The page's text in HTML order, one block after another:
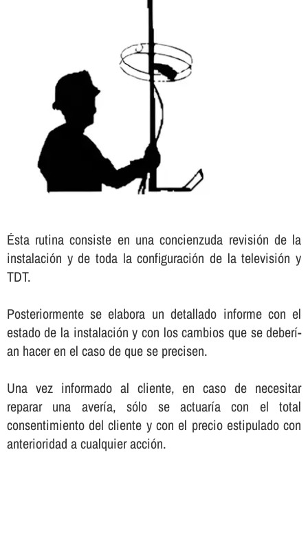
Ésta rutina consiste en una concienzuda revisión de la
instalación y de toda la configuración de la televisión y
TDT.
Posteriormente se elabora un detallado informe con el
estado de la instalación y con los cambios que se deberí­
an hacer en el caso de que se precisen.
Una vez informado al cliente, en caso de necesitar
reparar una averí­a, sólo se actuarí­a con el total
consentimiento del cliente y con el precio estipulado con
anterioridad a cualquier acción.